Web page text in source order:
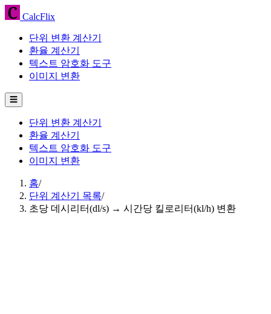
CalcFlix
단위 변환 계산기
환율 계산기
텍스트 암호화 도구
이미지 변환
☰
단위 변환 계산기
환율 계산기
텍스트 암호화 도구
이미지 변환
홈/
단위 계산기 목록/
초당 데시리터(dl/s) → 시간당 킬로리터(kl/h) 변환